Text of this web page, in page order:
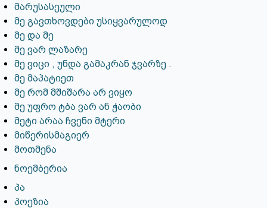
მარუსასეული
მე გავთხოვდები უსიყვარულოდ
მე და მე
მე ვარ ლაზარე
მე ვიცი , უნდა გამაკრან ჯვარზე .
მე მაპატიეთ
მე რომ მშიშარა არ ვიყო
მე უფრო ტბა ვარ ან ჭაობი
მეტი არაა ჩვენი მტერი
მიწერისმაგიერ
მოთმენა
ნოემბერია
პა
პოეზია